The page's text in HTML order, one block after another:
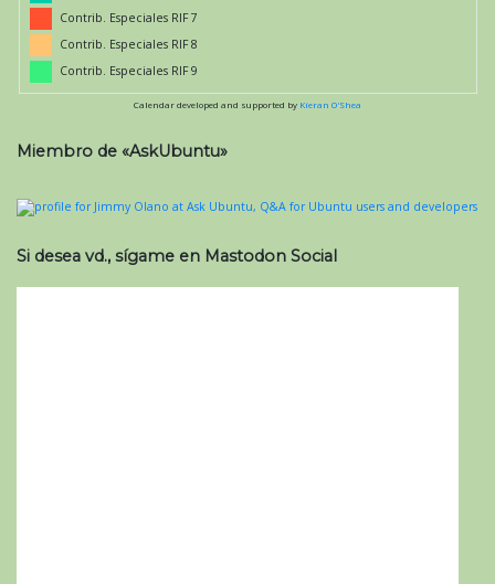
Contrib. Especiales RIF 7
Contrib. Especiales RIF 8
Contrib. Especiales RIF 9
Calendar developed and supported by Kieran O'Shea
Miembro de «AskUbuntu»
Si desea vd., sígame en Mastodon Social